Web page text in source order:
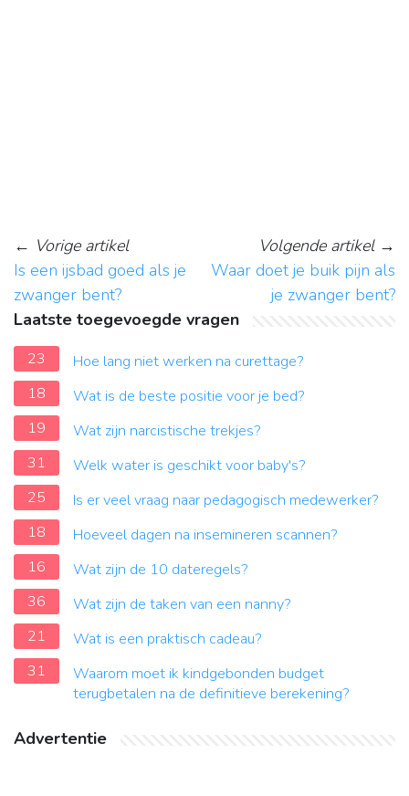
← Vorige artikel
Is een ijsbad goed als je
zwanger bent?
Volgende artikel→
Waar doet je buik pijn als
je zwanger bent?
Laatste toegevoegde vragen
23
Hoe lang niet werken na curettage?
18
Wat is de beste positie voor je bed?
19
Wat zijn narcistische trekjes?
31
Welk water is geschikt voor baby's?
25
Is er veel vraag naar pedagogisch medewerker?
18
Hoeveel dagen na insemineren scannen?
16
Wat zijn de 10 dateregels?
36
Wat zijn de taken van een nanny?
21
Wat is een praktisch cadeau?
31
Waarom moet ik kindgebonden budget
terugbetalen na de definitieve berekening?
Advertentie